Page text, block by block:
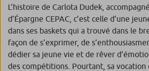
L’histoire de Carlota Dudek,
d’Épargne CEPAC, c’est celle d’une
dans ses baskets qui a trouvé dans le
façon de s’exprimer, de
dédier sa jeune vie et de rêver
des compétitions. Pourtant, sa vocation